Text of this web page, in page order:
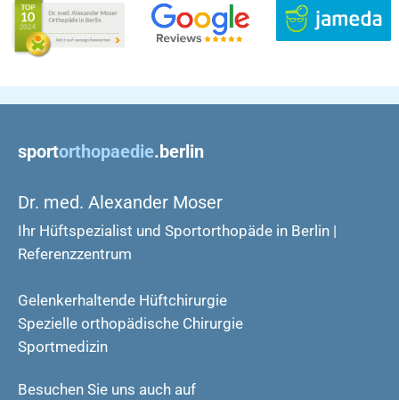
sportorthopaedie.berlin
Dr. med. Alexander Moser
Ihr Hüftspezialist und Sportorthopäde in Berlin |
Referenzzentrum
Gelenkerhaltende Hüftchirurgie
Spezielle orthopädische Chirurgie
Sportmedizin
Besuchen Sie uns auch auf